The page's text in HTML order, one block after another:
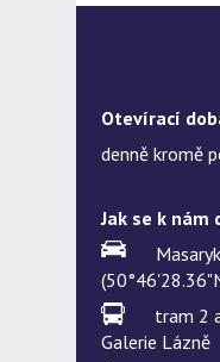
Otevírací
denně kromě
Jak se k nám
tram 2
Galerie Lázně